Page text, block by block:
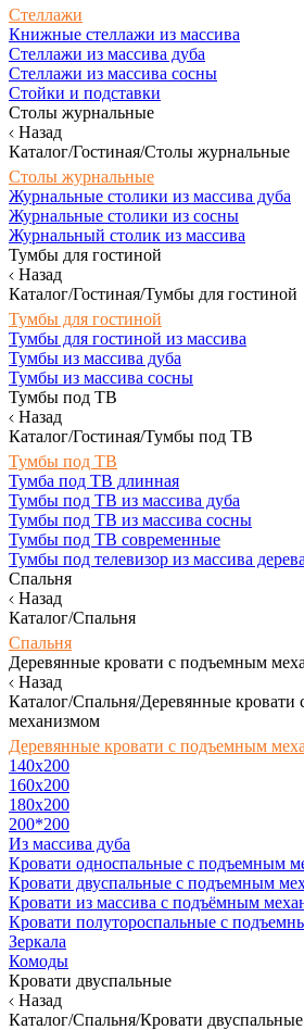
Стеллажи
Книжные стеллажи из массива
Стеллажи из массива дуба
Стеллажи из массива сосны
Стойки и подставки
Столы журнальные
Назад
Каталог/Гостиная/Столы журнальные
Столы журнальные
Журнальные столики из массива дуба
Журнальные столики из сосны
Журнальный столик из массива
Тумбы для гостиной
Назад
Каталог/Гостиная/Тумбы для гостиной
Тумбы для гостиной
Тумбы для гостиной из массива
Тумбы из массива дуба
Тумбы из массива сосны
Тумбы под ТВ
Назад
Каталог/Гостиная/Тумбы под ТВ
Тумбы под ТВ
Тумба под ТВ длинная
Тумбы под ТВ из массива дуба
Тумбы под ТВ из массива сосны
Тумбы под ТВ современные
Тумбы под телевизор из массива дерева
Спальня
Назад
Каталог/Спальня
Спальня
Деревянные кровати с подъемным
Назад
Каталог/Спальня/Деревянные
механизмом
Деревянные кровати с подъемным
140x200
160х200
180х200
200*200
Из массива дуба
Кровати односпальные с подъемным
Кровати двуспальные с подъемным
Кровати из массива с подъёмным
Кровати полутороспальные с
Зеркала
Комоды
Кровати двуспальные
Назад
Каталог/Спальня/Кровати двуспальные